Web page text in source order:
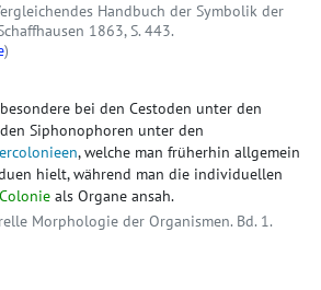
Handbuch der Symbolik der
1863, S. 443.
)
bei den Cestoden unter den
Siphonophoren unter den
, welche man früherhin allgemein
hielt, während man die individuellen
Colonie als Organe ansah.
Morphologie der Organismen. Bd. 1.